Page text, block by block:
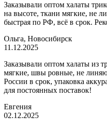
Заказывали оптом халаты
на высоте, ткани мягкие, не
быстрая по РФ, всё в срок.
Ольга, Новосибирск
11.12.2025
Заказывали оптом халаты из
мягкие, швы ровные, не
России в срок, упаковка
для постоянных поставок!
Евгения
02.12.2025